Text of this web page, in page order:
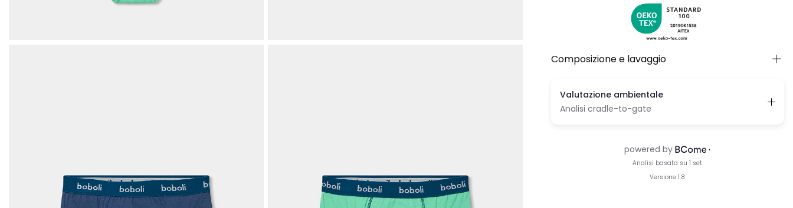
quotidiano. Il loro materiale consente mobilità e
comfort, essendo una scelta funzionale e attraente per
Composizione e lavaggio